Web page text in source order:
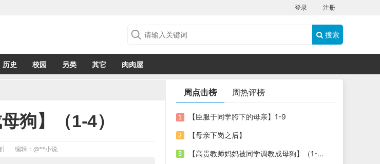
登录 注册
搜索
历史 校园 另类 其它 肉肉屋
狗】（1-4）
] 编辑： @**小说
周点击榜 周热评榜
【臣服于同学胯下的母亲】1-9
【母亲下岗之后】
【高贵教师妈妈被同学调教成母狗】（1-4）